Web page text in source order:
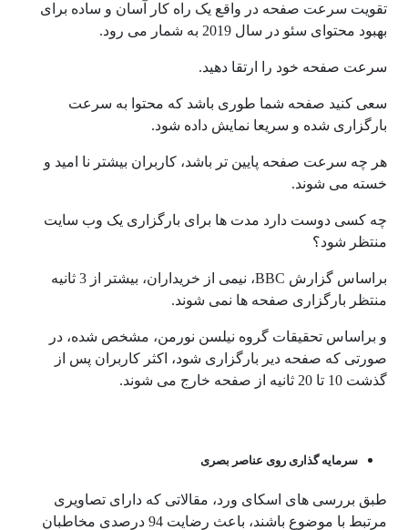
تقویت سرعت صفحه در واقع یک راه کار آسان و ساده برای
بهبود محتوای سئو در سال 2019 به شمار می رود.
سرعت صفحه خود را ارتقا دهید.
سعی کنید صفحه شما طوری باشد که محتوا به سرعت
بارگزاری شده و سریعا نمایش داده شود.
هر چه سرعت صفحه پایین تر باشد، کاربران بیشتر نا امید و
خسته می شوند.
چه کسی دوست دارد مدت ها برای بارگزاری یک وب سایت
منتظر شود؟
براساس گزارش BBC، نیمی از خریداران، بیشتر از 3 ثانیه
منتظر بارگزاری صفحه ها نمی شوند.
و براساس تحقیقات گروه نیلسن نورمن، مشخص شده، در
صورتی که صفحه دیر بارگزاری شود، اکثر کاربران پس از
گذشت 10 تا 20 ثانیه از صفحه خارج می شوند.
سرمایه گذاری روی عناصر بصری
طبق بررسی های اسکای ورد، مقالاتی که دارای تصاویری
مرتبط با موضوع باشند، باعث رضایت 94 درصدی مخاطبان